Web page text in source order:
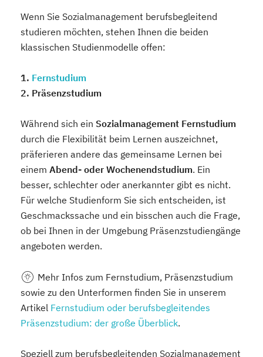
Wenn Sie Sozialmanagement berufsbegleitend
studieren möchten, stehen Ihnen die beiden
klassischen Studienmodelle offen:
1. Fernstudium
2. Präsenzstudium
Während sich ein Sozialmanagement Fernstudium
durch die Flexibilität beim Lernen auszeichnet,
präferieren andere das gemeinsame Lernen bei
einem Abend- oder Wochenendstudium. Ein
besser, schlechter oder anerkannter gibt es nicht.
Für welche Studienform Sie sich entscheiden, ist
Geschmackssache und ein bisschen auch die Frage,
ob bei Ihnen in der Umgebung Präsenzstudiengänge
angeboten werden.
Mehr Infos zum Fernstudium, Präsenzstudium
sowie zu den Unterformen finden Sie in unserem
Artikel Fernstudium oder berufsbegleitendes
Präsenzstudium: der große Überblick.
Speziell zum berufsbegleitenden Sozialmanagement